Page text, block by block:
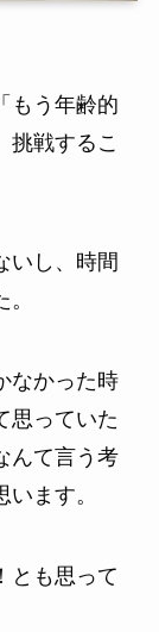
もう年齢的
挑戦するこ
いし、時間
なかった時
思っていた
んて言う考
ます。
とも思って